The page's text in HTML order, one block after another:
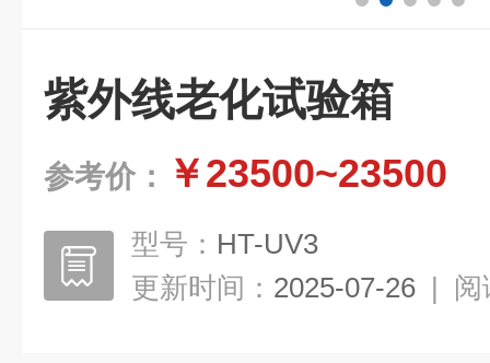
紫外线老化试验箱
参考价： ￥23500~23500
型号： HT-UV3
更新时间： 2025-07-26 | 阅